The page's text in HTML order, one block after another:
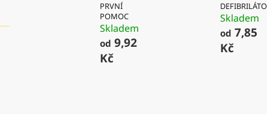
PRVNÍ
POMOC
Skladem
od 9,92
Kč
Skladem
od 7,85
Kč